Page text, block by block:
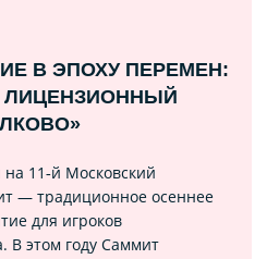
В ЭПОХУ ПЕРЕМЕН:
ЛИЦЕНЗИОННЫЙ
11‑й Московский
— традиционное осеннее
для игроков
В этом году Саммит